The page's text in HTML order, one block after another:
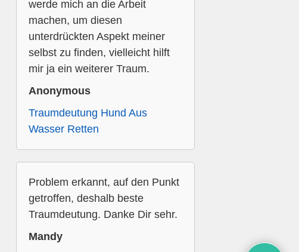
werde mich an die Arbeit
machen, um diesen
unterdrückten Aspekt meiner
selbst zu finden, vielleicht hilft
mir ja ein weiterer Traum.
Anonymous
Traumdeutung Hund Aus
Wasser Retten
Problem erkannt, auf den Punkt
getroffen, deshalb beste
Traumdeutung. Danke Dir sehr.
Mandy